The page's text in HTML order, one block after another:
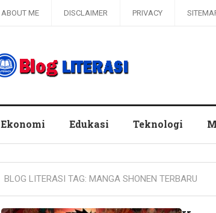
ABOUT ME DISCLAIMER PRIVACY
Ekonomi Edukasi Teknologi
BLOG LITERASI TAG: MANGA SHONEN TERBARU